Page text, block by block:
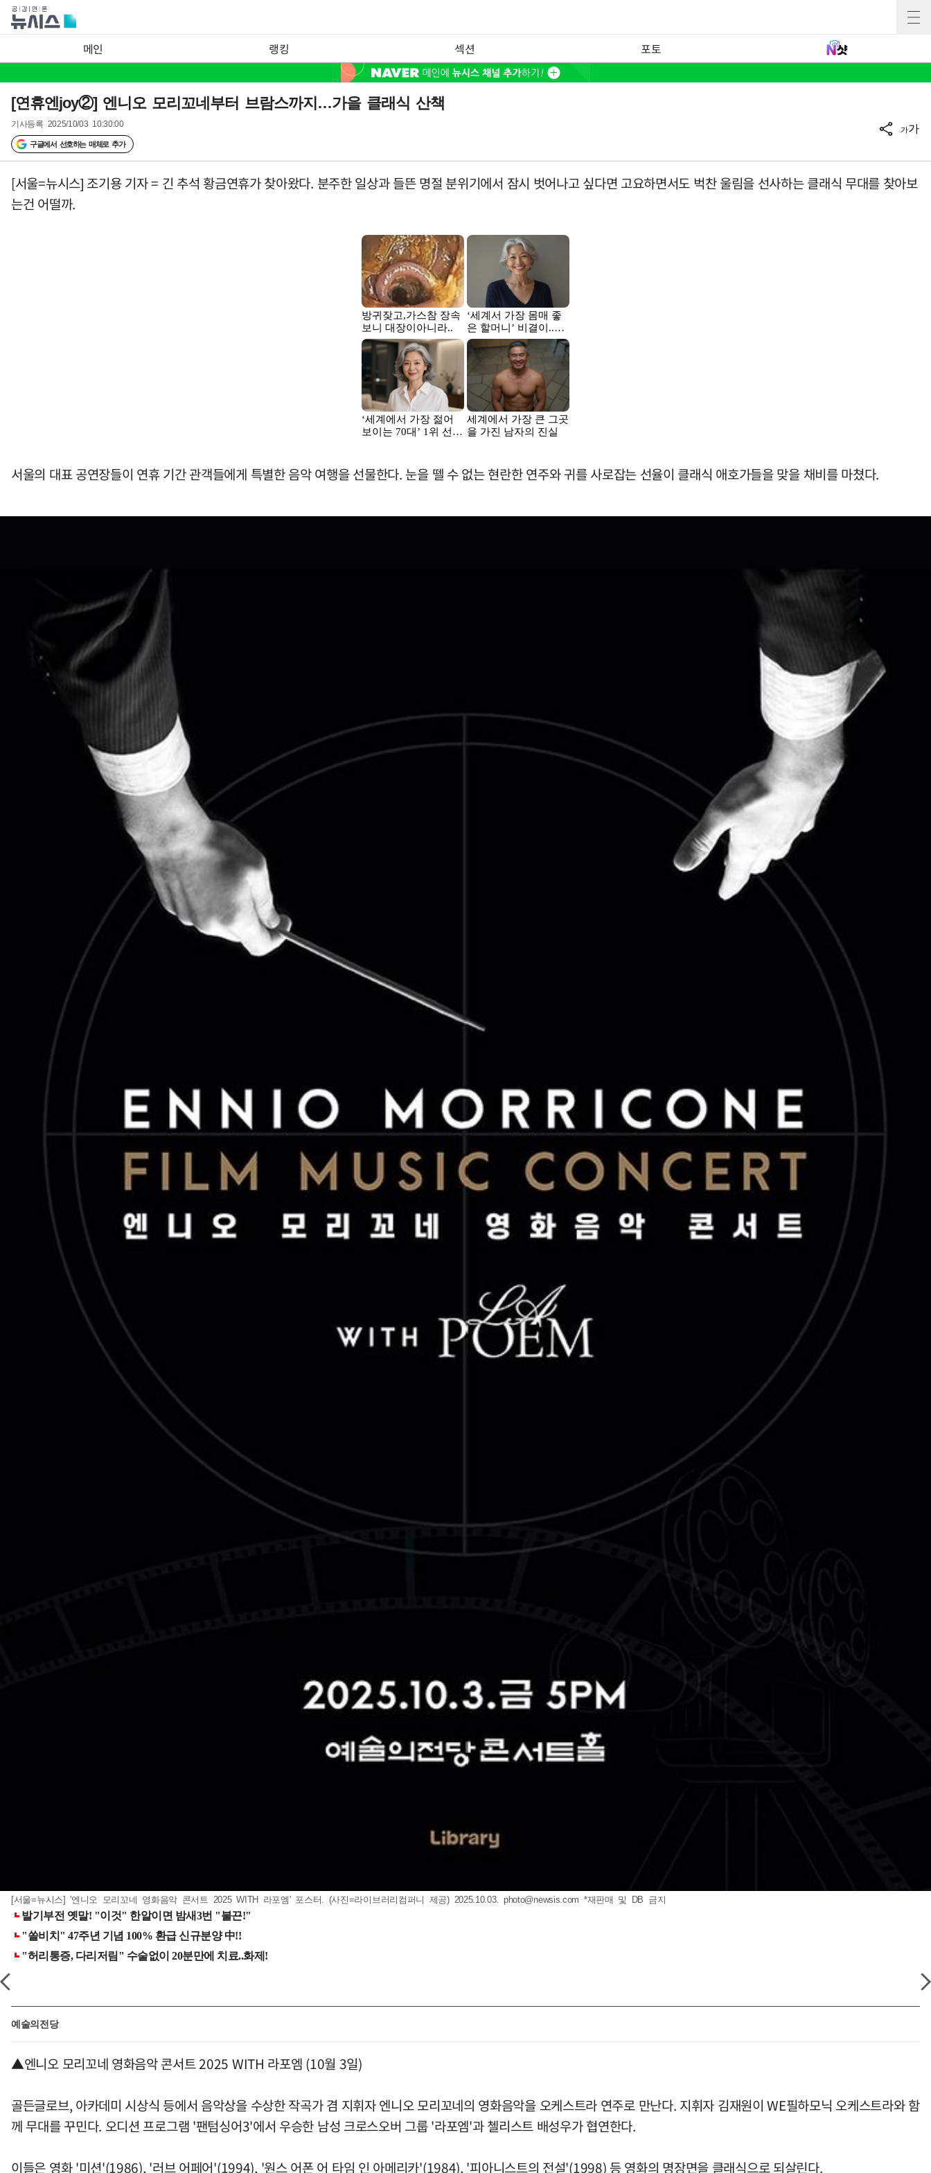
메인 랭킹 섹션 포토
[연휴엔joy②] 엔니오 모리꼬네부터 브람스까지…가을 클래식 산책
기사등록 2025/10/03 10:30:00
구글에서 선호하는 매체로 추가
가가
[서울=뉴시스] 조기용 기자 = 긴 추석 황금연휴가 찾아왔다. 분주한 일상과 들뜬 명절 분위기에서 잠시 벗어나고 싶다면 고요하면서도 벅찬 울림을 선사하는 클래식 무대를 찾아보
는건 어떨까.
서울의 대표 공연장들이 연휴 기간 관객들에게 특별한 음악 여행을 선물한다. 눈을 뗄 수 없는 현란한 연주와 귀를 사로잡는 선율이 클래식 애호가들을 맞을 채비를 마쳤다.
[서울=뉴시스] '엔니오 모리꼬네 영화음악 콘서트 2025 WITH 라포엠' 포스터. (사진=라이브러리컴퍼니 제공) 2025.10.03. photo@newsis.com *재판매 및 DB 금지
예술의전당
▲엔니오 모리꼬네 영화음악 콘서트 2025 WITH 라포엠 (10월 3일)
골든글로브, 아카데미 시상식 등에서 음악상을 수상한 작곡가 겸 지휘자 엔니오 모리꼬네의 영화음악을 오케스트라 연주로 만난다. 지휘자 김재원이 WE필하모닉 오케스트라와 함
께 무대를 꾸민다. 오디션 프로그램 '팬텀싱어3'에서 우승한 남성 크로스오버 그룹 '라포엠'과 첼리스트 배성우가 협연한다.
이들은 영화 '미션'(1986), '러브 어페어'(1994), '원스 어폰 어 타임 인 아메리카'(1984), '피아니스트의 전설'(1998) 등 영화의 명장면을 클래식으로 되살린다.